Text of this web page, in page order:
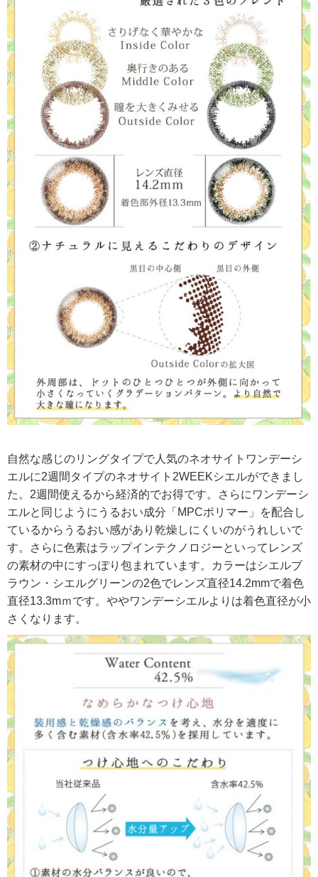
自然な感じのリングタイプで人気のネオサイトワンデーシ
エルに2週間タイプのネオサイト2WEEKシエルができまし
た。2週間使えるから経済的でお得です。さらにワンデーシ
エルと同じようにうるおい成分「MPCポリマー」を配合し
ているからうるおい感があり乾燥しにくいのがうれしいで
す。さらに色素はラップインテクノロジーといってレンズ
の素材の中にすっぽり包まれています。カラーはシエルブ
ラウン・シエルグリーンの2色でレンズ直径14.2mmで着色
直径13.3mｍです。ややワンデーシエルよりは着色直径が小
さくなります。